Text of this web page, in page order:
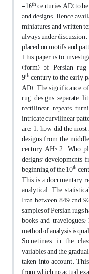
-16thcenturies AD) to
and designs. Hence,
miniatures and written
always under
placed on motifs and
This paper is to
(form) of Persian
9thcentury to the early
AD). The significance
rug designs separate
rectilinear repeats,
intricate curvilinear
are: 1. how did the
designs from the
century AH? 2. Who
designs'
beginning of the 10th
This is a documentary
analytical. The
Iran between 849 and
samples of Persian rugs
books and
method of analysis is
Sometimes in the
variables and the
taken into account.